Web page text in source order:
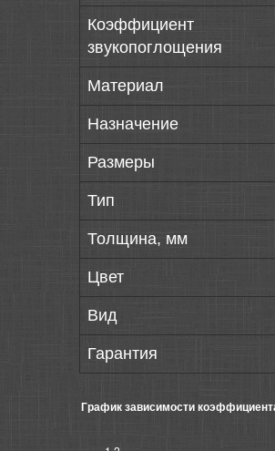
Коэффициент
звукопоглощения
Материал
Назначение
Размеры
Тип
Толщина, мм
Цвет
Вид
Гарантия